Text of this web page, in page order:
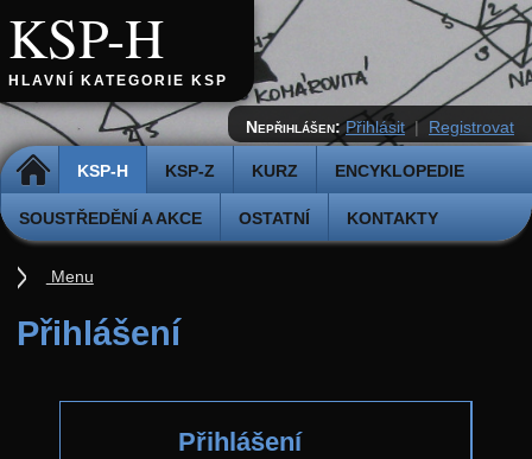
KSP-H
HLAVNÍ KATEGORIE KSP
DOMŮ KSP-H KSP-Z KURZ ENCYKLOPEDIE
SOUSTŘEDĚNÍ A AKCE OSTATNÍ KONTAKTY
Nepřihlášen: Přihlásit | Registrovat
Přihlášení
Přihlášení
Menu